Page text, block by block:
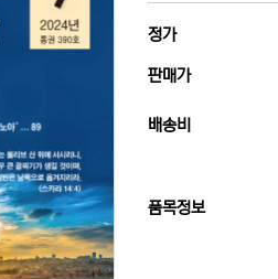
정가
판매가
배송비
품목정보